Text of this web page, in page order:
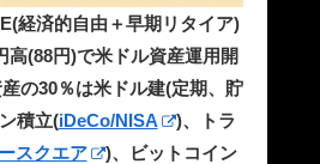
経済的自由＋早期リタイア)
高(88円)で米ドル資産運用開
の30％は米ドル建(定期、貯
積立(iDeCo/NISA
)、トラ
スクエア
)、ビットコイン